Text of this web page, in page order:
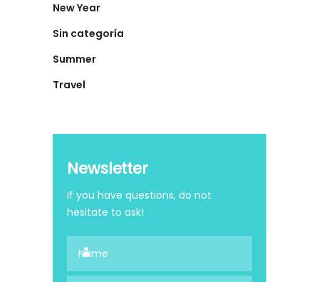
New Year
Sin categoría
Summer
Travel
Newsletter
If you have questions, do not
hesitate to ask!